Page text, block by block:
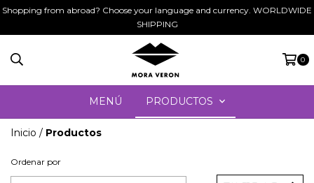
Shopping from abroad? Choose your language and currency. WORLDWIDE
SHIPPING
0
MENÚ PRODUCTOS
Inicio / Productos
Ordenar por